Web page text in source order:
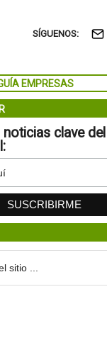
SÍGUENOS:
EMPRESAS
noticias clave